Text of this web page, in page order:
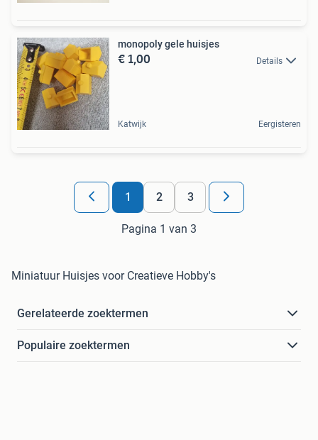
monopoly gele huisjes
€ 1,00 Details
Katwijk Eergisteren
1 2 3
Pagina 1 van 3
Miniatuur Huisjes voor Creatieve Hobby's
Gerelateerde zoektermen
Populaire zoektermen